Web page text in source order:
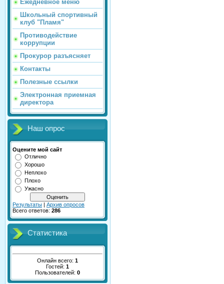
Ежедневное меню
Школьный спортивный
клуб "Пламя"
Противодействие
коррупции
Прокурор разъясняет
Контакты
Полезные ссылки
Электронная приемная
директора
Наш опрос
Оцените мой сайт
Отлично
Хорошо
Неплохо
Плохо
Ужасно
Результаты | Архив опросов
Всего ответов: 286
Статистика
Онлайн всего: 1
Гостей: 1
Пользователей: 0